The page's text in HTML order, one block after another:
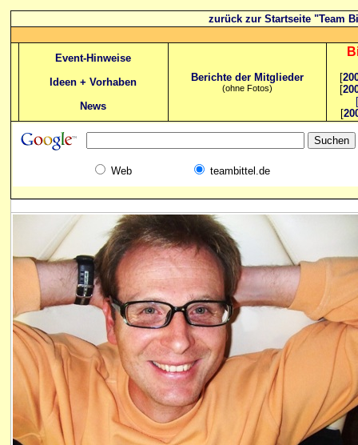
zurück zur Startseite "Team
Event-Hinweise
Ideen + Vorhaben
News
Berichte der Mitglieder
(ohne Fotos)
[
[
[
Web teambittel.de